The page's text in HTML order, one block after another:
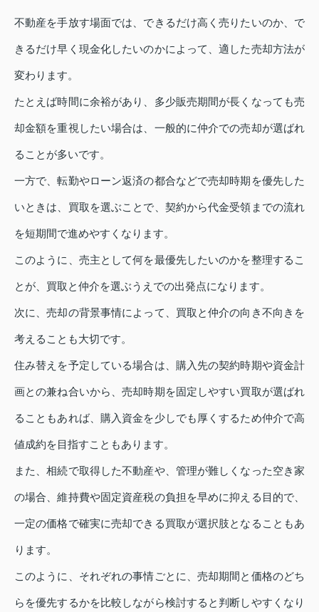
不動産を手放す場面では、できるだけ高く売りたいのか、で
きるだけ早く現金化したいのかによって、適した売却方法が
変わります。
たとえば時間に余裕があり、多少販売期間が長くなっても売
却金額を重視したい場合は、一般的に仲介での売却が選ばれ
ることが多いです。
一方で、転勤やローン返済の都合などで売却時期を優先した
いときは、買取を選ぶことで、契約から代金受領までの流れ
を短期間で進めやすくなります。
このように、売主として何を最優先したいのかを整理するこ
とが、買取と仲介を選ぶうえでの出発点になります。
次に、売却の背景事情によって、買取と仲介の向き不向きを
考えることも大切です。
住み替えを予定している場合は、購入先の契約時期や資金計
画との兼ね合いから、売却時期を固定しやすい買取が選ばれ
ることもあれば、購入資金を少しでも厚くするため仲介で高
値成約を目指すこともあります。
また、相続で取得した不動産や、管理が難しくなった空き家
の場合、維持費や固定資産税の負担を早めに抑える目的で、
一定の価格で確実に売却できる買取が選択肢となることもあ
ります。
このように、それぞれの事情ごとに、売却期間と価格のどち
らを優先するかを比較しながら検討すると判断しやすくなり